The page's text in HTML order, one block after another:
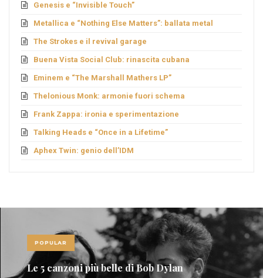
Genesis e “Invisible Touch”
Metallica e “Nothing Else Matters”: ballata metal
The Strokes e il revival garage
Buena Vista Social Club: rinascita cubana
Eminem e “The Marshall Mathers LP”
Thelonious Monk: armonie fuori schema
Frank Zappa: ironia e sperimentazione
Talking Heads e “Once in a Lifetime”
Aphex Twin: genio dell’IDM
POPULAR
Le 5 canzoni più belle di Bob Dylan